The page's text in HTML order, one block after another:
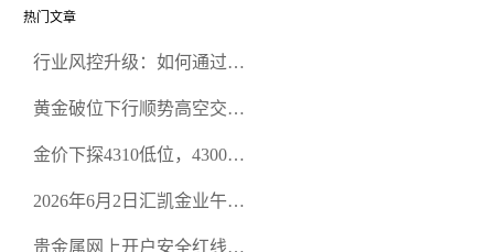
热门文章
行业风控升级：如何通过正
规黄金开户交易平台？
黄金破位下行顺势高空交易
金价下探4310低位，4300关
2026年6月2日汇凯金业午盘
贵金属网上开户安全红线：